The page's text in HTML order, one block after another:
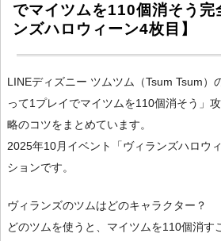
でマイツムを110個消そう完
ンズハロウィーン4枚目】
LINEディズニー ツムツム（Tsum Tsum）
って1プレイでマイツムを110個消そう」
略のコツをまとめています。
2025年10月イベント「ヴィランズハロウ
ションです。
ヴィランズのツムはどのキャラクター？
どのツムを使うと、マイツムを110個消す